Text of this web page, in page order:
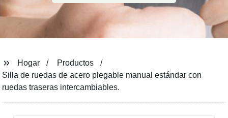
Hogar
Productos
Silla de ruedas de acero plegable manual estándar con
ruedas traseras intercambiables.